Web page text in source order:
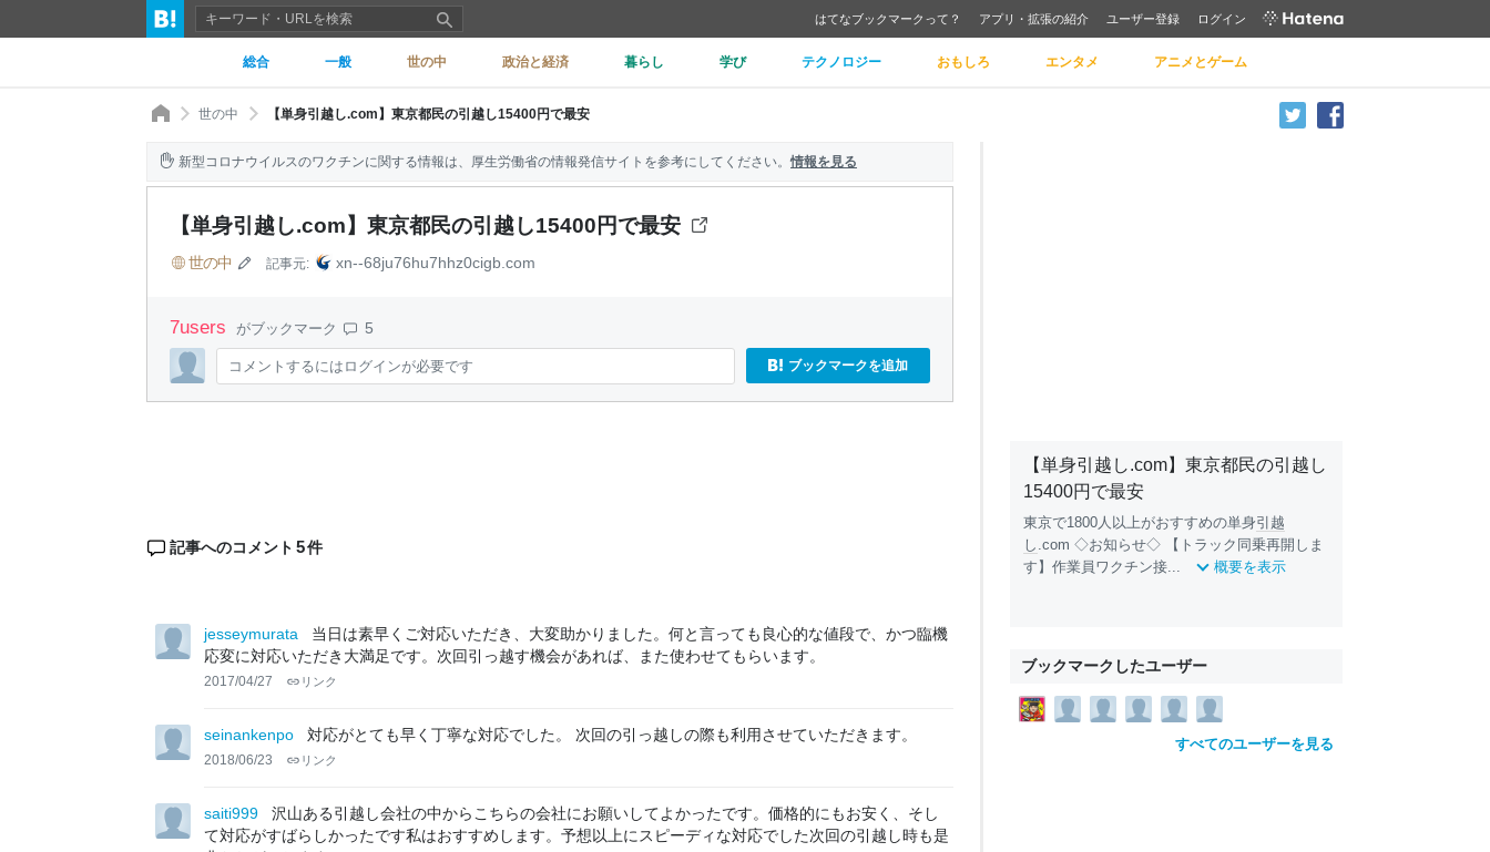
はてなブックマークって？ アプリ・拡張の紹介 ユーザー登録 ログイン
総合 一般 世の中 政治と経済 暮らし 学び テクノロジー おもしろ エンタメ アニメとゲーム
世の中 【単身引越し.com】東京都民の引越し15400円で最安
新型コロナウイルスのワクチンに関する情報は、厚生労働省の情報発信サイトを参考にしてください。情報を見る
【単身引越し.com】東京都民の引越し15400円で最安
世の中 記事元: xn--68ju76hu7hhz0cigb.com
7users がブックマーク 5
コメントするにはログインが必要です ブックマークを追加
記事へのコメント 5件
jesseymurata
当日は素早くご対応いただき、大変助かりました。何と言っても良心的な値段で、かつ臨機
応変に対応いただき大満足です。次回引っ越す機会があれば、また使わせてもらいます。
2017/04/27 リンク
seinankenpo 対応がとても早く丁寧な対応でした。 次回の引っ越しの際も利用させていただきます。
2018/06/23 リンク
saiti999
沢山ある引越し会社の中からこちらの会社にお願いしてよかったです。価格的にもお安く、そし
て対応がすばらしかったです私はおすすめします。予想以上にスピーディな対応でした次回の引越し時も是
【単身引越し.com】東京都民の引越し
15400円で最安
東京で1800人以上がおすすめの単身引越
し .com ◇お知らせ◇ 【トラック同乗再開しま
す】作業員ワクチン接...
概要を表示
ブックマークしたユーザー
すべてのユーザーを見る